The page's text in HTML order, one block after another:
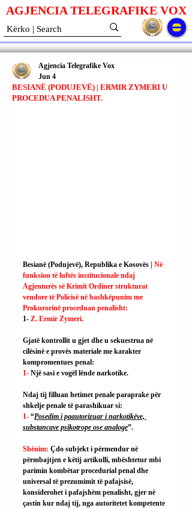
AGJENCIA TELEGRAFIKE VOX
BESIANË (PODUJEVË) | ERMIR ZYMERI U
PROCEDUA PENALISHT.
Agjencia Telegrafike Vox
Jun 4
Besianë (Podujevë), Republika e Kosovës | Në
funksion të luftës institucionale ndaj
Agjenturës së Krimit Ordiner strukturat
vendore të Policisë në bashkëpunim me
Prokurorinë proceduan penalisht:
1- Z. Ermir Zymeri.
Gjatë kontrollit u gjet dhe u sekuestrua në
cilësinë e provës materiale me karakter
kompromentues penal:
1- Një sasi e vogël lënde narkotike.
Ndaj tij filluan hetimet penale paraprake për
shkelje penale të parashikuar si:
1- “Posedim i paautorizuar i narkotikëve,
substancave psikotrope ose analoge”.
Shënim: Çdo subjekt i përmendur në
përmbajtjen e këtij artikulli, mbështetur mbi
parimin kombëtar procedurial penal dhe
universal të prezumimit të pafajsisë,
konsiderohet i pafajshëm penalisht, gjer në
çastin kur ndaj tij, nga autoritetet kompetente